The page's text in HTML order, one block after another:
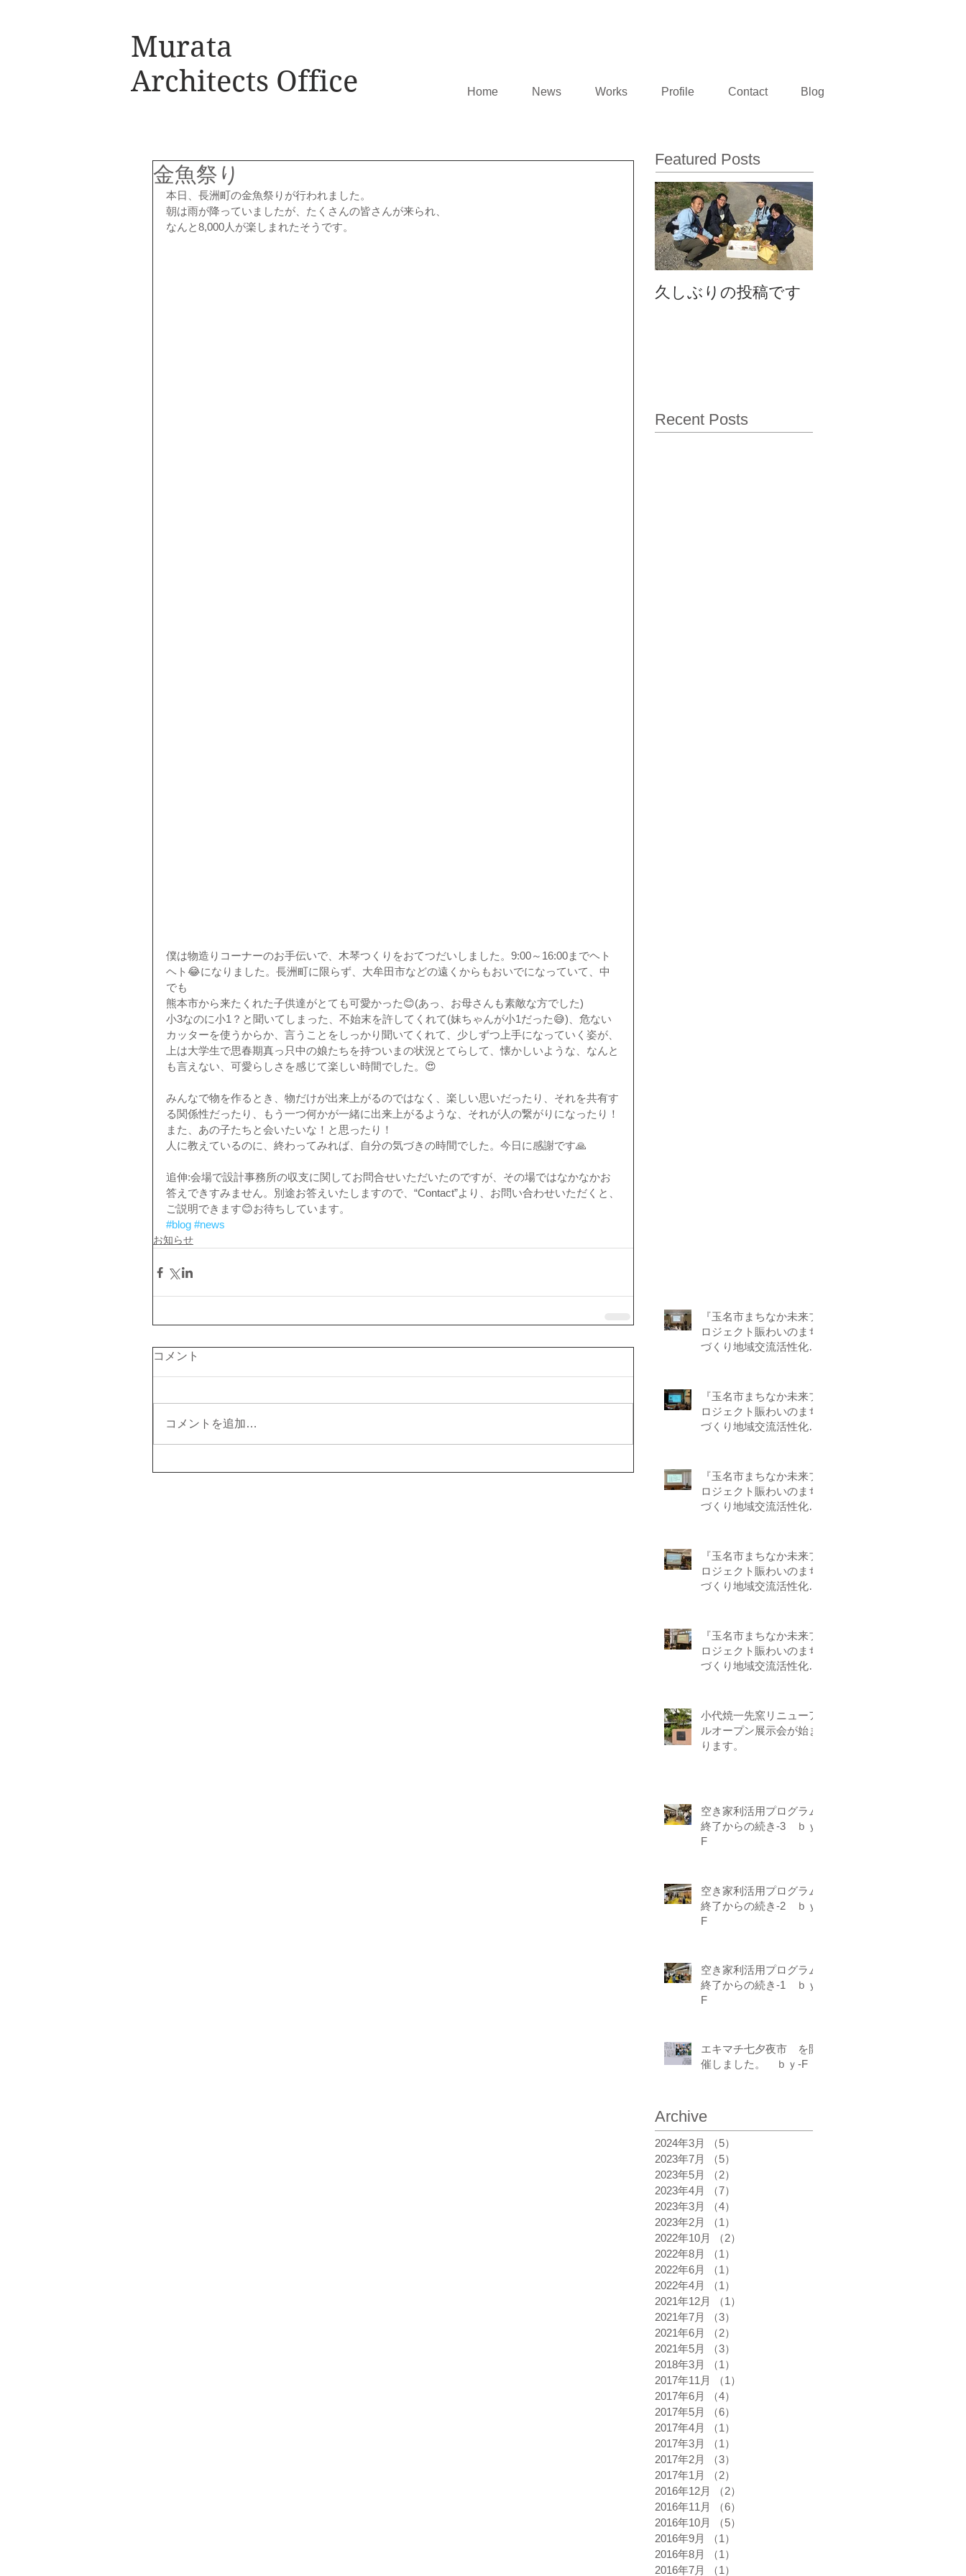
Murata
Architects Office
Home News Works Profile Contact Blog
金魚祭り
本日、長洲町の金魚祭りが行われました。
朝は雨が降っていましたが、たくさんの皆さんが来られ、
なんと8,000人が楽しまれたそうです。
僕は物造りコーナーのお手伝いで、木琴つくりをおてつだいしました。9:00～16:00までヘト
ヘト😂になりました。長洲町に限らず、大牟田市などの遠くからもおいでになっていて、中
でも
熊本市から来たくれた子供達がとても可愛かった😊(あっ、お母さんも素敵な方でした)
小3なのに小1？と聞いてしまった、不始末を許してくれて(妹ちゃんが小1だった😅)、危ない
カッターを使うからか、言うことをしっかり聞いてくれて、少しずつ上手になっていく姿が、
上は大学生で思春期真っ只中の娘たちを持ついまの状況とてらして、懐かしいような、なんと
も言えない、可愛らしさを感じて楽しい時間でした。😍
みんなで物を作るとき、物だけが出来上がるのではなく、楽しい思いだったり、それを共有す
る関係性だったり、もう一つ何かが一緒に出来上がるような、それが人の繋がりになったり！
また、あの子たちと会いたいな！と思ったり！
人に教えているのに、終わってみれば、自分の気づきの時間でした。今日に感謝です🙏
追伸:会場で設計事務所の収支に関してお問合せいただいたのですが、その場ではなかなかお
答えできすみません。別途お答えいたしますので、“Contact”より、お問い合わせいただくと、
ご説明できます😊お待ちしています。
#blog #news
お知らせ
コメント
コメントを追加…
Featured Posts
久しぶりの投稿です
Recent Posts
『玉名市まちなか未来プ
ロジェクト賑わいのまち
づくり地域交流活性化事
『玉名市まちなか未来プ
ロジェクト賑わいのまち
づくり地域交流活性化事
『玉名市まちなか未来プ
ロジェクト賑わいのまち
づくり地域交流活性化事
『玉名市まちなか未来プ
ロジェクト賑わいのまち
づくり地域交流活性化事
『玉名市まちなか未来プ
ロジェクト賑わいのまち
づくり地域交流活性化事
小代焼一先窯リニューア
ルオープン展示会が始ま
ります。
空き家利活用プログラム
終了からの続き-3 ｂｙ-
F
空き家利活用プログラム
終了からの続き-2 ｂｙ-
F
空き家利活用プログラム
終了からの続き-1 ｂｙ-
F
エキマチ七夕夜市 を開
催しました。 ｂｙ-F
Archive
2024年3月 （5）
2023年7月
（5）
2023年5月
（2）
2023年4月
（7）
2023年3月
（4）
2023年2月
（1）
2022年10月
（2）
2022年8月
（1）
2022年6月
（1）
2022年4月
（1）
2021年12月
（1）
2021年7月
（3）
2021年6月
（2）
2021年5月
（3）
2018年3月
（1）
2017年11月
（1）
2017年6月
（4）
2017年5月
（6）
2017年4月
（1）
2017年3月
（1）
2017年2月
（3）
2017年1月
（2）
2016年12月
（2）
2016年11月
（6）
2016年10月
（5）
2016年9月
（1）
2016年8月
（1）
2016年7月
（1）